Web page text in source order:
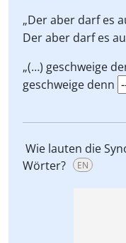
„Der aber darf es
Der aber darf es
„(…) geschweige
geschweige denn
Wie lauten die
Wörter?
EN